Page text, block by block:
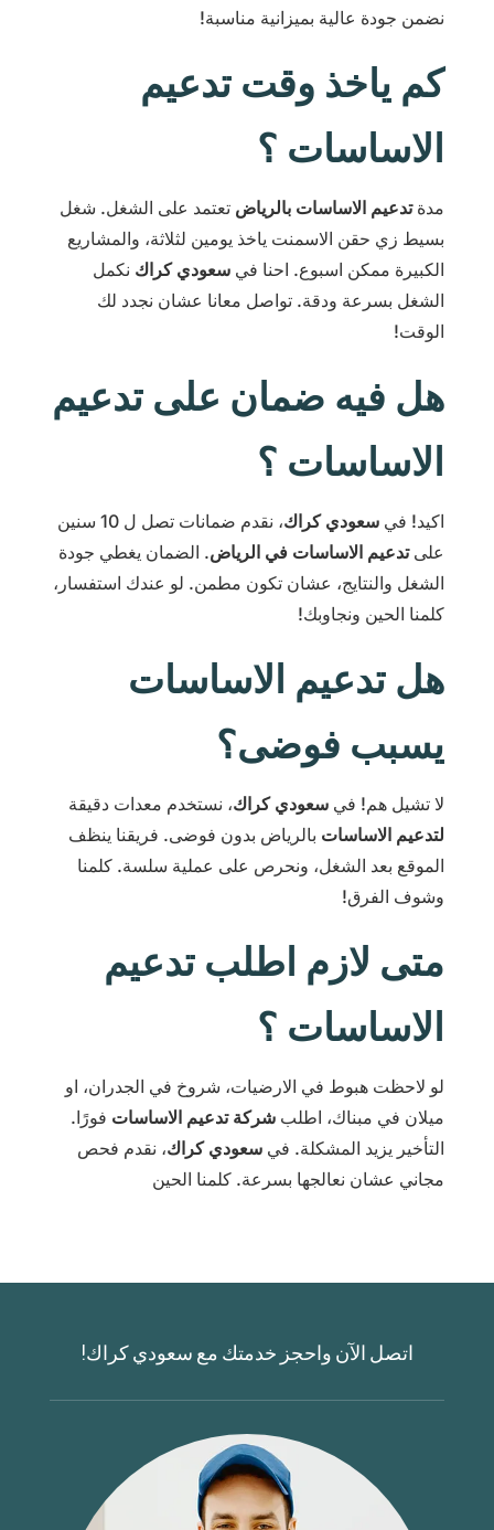
نضمن جودة عالية بميزانية مناسبة!
كم ياخذ وقت تدعيم
الاساسات ؟
مدةتدعيم الاساسات بالرياض تعتمد على الشغل. شغل
بسيط زي حقن الاسمنت ياخذ يومين لثلاثة، والمشاريع
الكبيرة ممكن اسبوع. احنا في سعودي كراك نكمل
الشغل بسرعة ودقة. تواصل معانا عشان نجدد لك
الوقت!
هل فيه ضمان على تدعيم
الاساسات ؟
اكيد! في سعودي كراك
، نقدم ضمانات تصل ل 10 سنين
علىتدعيم الاساسات في الرياض. الضمان يغطي جودة
الشغل والنتايج، عشان تكون مطمن. لو عندك استفسار،
كلمنا الحين ونجاوبك!
هل تدعيم الاساسات
يسبب فوضى؟
لا تشيل هم! في سعودي كراك، نستخدم معدات دقيقة
لتدعيم الاساسات بالرياض بدون فوضى. فريقنا ينظف
الموقع بعد الشغل، ونحرص على عملية سلسة. كلمنا
وشوف الفرق!
متى لازم اطلب تدعيم
الاساسات ؟
لو لاحظت هبوط في الارضيات، شروخ في الجدران، او
ميلان في مبناك، اطلب شركة تدعيم الاساسات فورًا.
التأخير يزيد المشكلة. في سعودي كراك، نقدم فحص
مجاني عشان نعالجها بسرعة. كلمنا الحين
اتصل الآن واحجز خدمتك مع سعودي كراك!